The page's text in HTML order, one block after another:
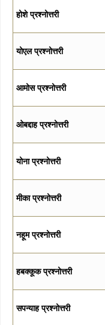
होशे प्रश्नोत्तरी
योएल प्रश्नोत्तरी
आमोस प्रश्नोत्तरी
ओबद्दाह प्रश्नोत्तरी
योना प्रश्नोत्तरी
मीका प्रश्नोत्तरी
नहूम प्रश्नोत्तरी
हबक्कूक प्रश्नोत्तरी
सपन्याह प्रश्नोत्तरी